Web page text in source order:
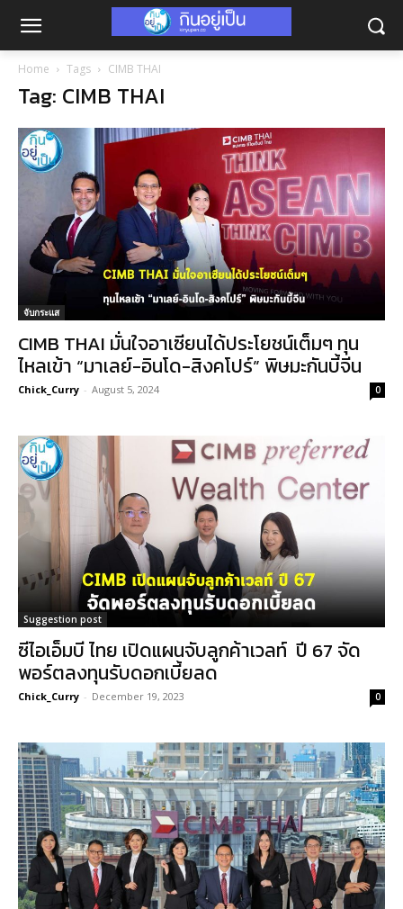
Home Tags CIMB THAI
Tag: CIMB THAI
จับกระแส
CIMB THAI มั่นใจอาเซียนได้ประโยชน์เต็มๆ ทุน
ไหลเข้า “มาเลย์-อินโด-สิงคโปร์” พิษมะกันบี้จีน
Chick_Curry - August 5, 2024 0
Suggestion post
ซีไอเอ็มบี ไทย เปิดแผนจับลูกค้าเวลท์ ปี 67 จัด
พอร์ตลงทุนรับดอกเบี้ยลด
Chick_Curry - December 19, 2023 0